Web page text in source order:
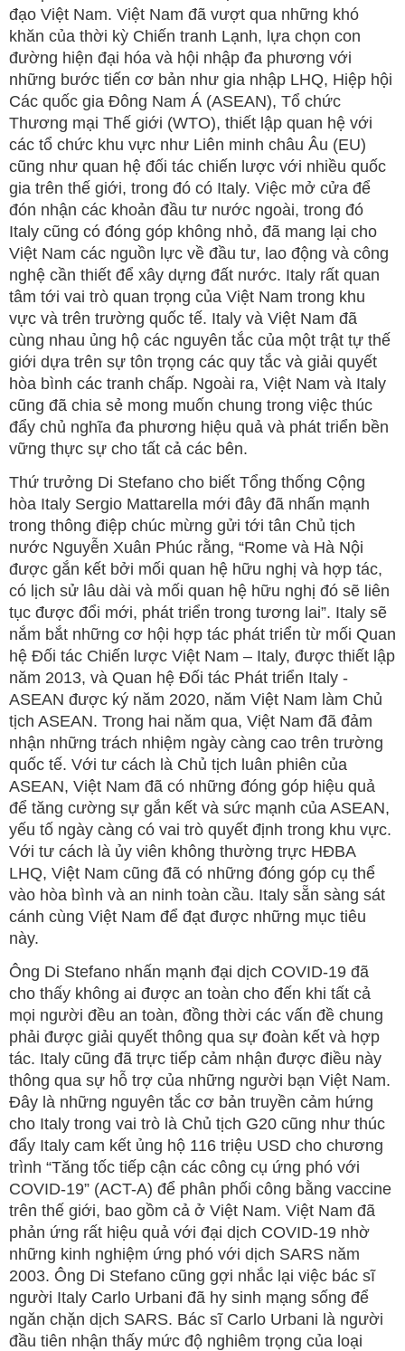
đạo Việt Nam. Việt Nam đã vượt qua những khó
khăn của thời kỳ Chiến tranh Lạnh, lựa chọn con
đường hiện đại hóa và hội nhập đa phương với
những bước tiến cơ bản như gia nhập LHQ, Hiệp hội
Các quốc gia Đông Nam Á (ASEAN), Tổ chức
Thương mại Thế giới (WTO), thiết lập quan hệ với
các tổ chức khu vực như Liên minh châu Âu (EU)
cũng như quan hệ đối tác chiến lược với nhiều quốc
gia trên thế giới, trong đó có Italy. Việc mở cửa để
đón nhận các khoản đầu tư nước ngoài, trong đó
Italy cũng có đóng góp không nhỏ, đã mang lại cho
Việt Nam các nguồn lực về đầu tư, lao động và công
nghệ cần thiết để xây dựng đất nước. Italy rất quan
tâm tới vai trò quan trọng của Việt Nam trong khu
vực và trên trường quốc tế. Italy và Việt Nam đã
cùng nhau ủng hộ các nguyên tắc của một trật tự thế
giới dựa trên sự tôn trọng các quy tắc và giải quyết
hòa bình các tranh chấp. Ngoài ra, Việt Nam và Italy
cũng đã chia sẻ mong muốn chung trong việc thúc
đẩy chủ nghĩa đa phương hiệu quả và phát triển bền
vững thực sự cho tất cả các bên.
Thứ trưởng Di Stefano cho biết Tổng thống Cộng
hòa Italy Sergio Mattarella mới đây đã nhấn mạnh
trong thông điệp chúc mừng gửi tới tân Chủ tịch
nước Nguyễn Xuân Phúc rằng, “Rome và Hà Nội
được gắn kết bởi mối quan hệ hữu nghị và hợp tác,
có lịch sử lâu dài và mối quan hệ hữu nghị đó sẽ liên
tục được đổi mới, phát triển trong tương lai”. Italy sẽ
nắm bắt những cơ hội hợp tác phát triển từ mối Quan
hệ Đối tác Chiến lược Việt Nam – Italy, được thiết lập
năm 2013, và Quan hệ Đối tác Phát triển Italy -
ASEAN được ký năm 2020, năm Việt Nam làm Chủ
tịch ASEAN. Trong hai năm qua, Việt Nam đã đảm
nhận những trách nhiệm ngày càng cao trên trường
quốc tế. Với tư cách là Chủ tịch luân phiên của
ASEAN, Việt Nam đã có những đóng góp hiệu quả
để tăng cường sự gắn kết và sức mạnh của ASEAN,
yếu tố ngày càng có vai trò quyết định trong khu vực.
Với tư cách là ủy viên không thường trực HĐBA
LHQ, Việt Nam cũng đã có những đóng góp cụ thể
vào hòa bình và an ninh toàn cầu. Italy sẵn sàng sát
cánh cùng Việt Nam để đạt được những mục tiêu
này.
Ông Di Stefano nhấn mạnh đại dịch COVID-19 đã
cho thấy không ai được an toàn cho đến khi tất cả
mọi người đều an toàn, đồng thời các vấn đề chung
phải được giải quyết thông qua sự đoàn kết và hợp
tác. Italy cũng đã trực tiếp cảm nhận được điều này
thông qua sự hỗ trợ của những người bạn Việt Nam.
Đây là những nguyên tắc cơ bản truyền cảm hứng
cho Italy trong vai trò là Chủ tịch G20 cũng như thúc
đẩy Italy cam kết ủng hộ 116 triệu USD cho chương
trình “Tăng tốc tiếp cận các công cụ ứng phó với
COVID-19” (ACT-A) để phân phối công bằng vaccine
trên thế giới, bao gồm cả ở Việt Nam. Việt Nam đã
phản ứng rất hiệu quả với đại dịch COVID-19 nhờ
những kinh nghiệm ứng phó với dịch SARS năm
2003. Ông Di Stefano cũng gợi nhắc lại việc bác sĩ
người Italy Carlo Urbani đã hy sinh mạng sống để
ngăn chặn dịch SARS. Bác sĩ Carlo Urbani là người
đầu tiên nhận thấy mức độ nghiêm trọng của loại